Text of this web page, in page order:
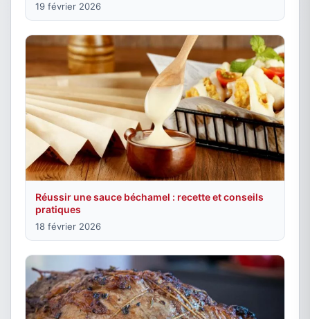
19 février 2026
Réussir une sauce béchamel : recette et conseils
pratiques
18 février 2026